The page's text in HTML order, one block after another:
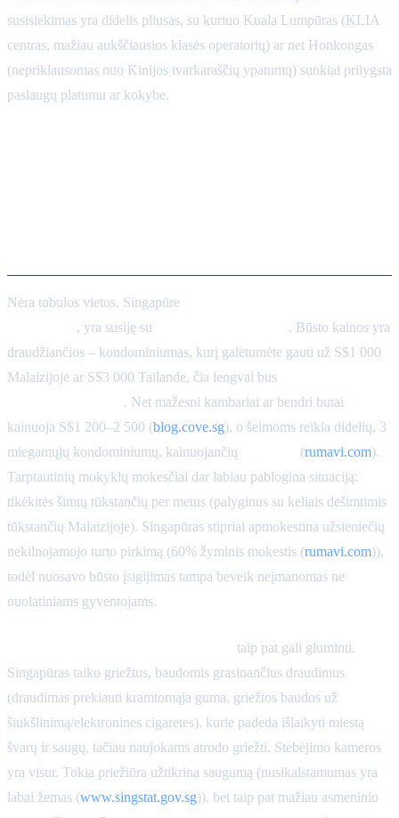
susisiekimas yra didelis pliusas, su kuriuo Kuala Lumpūras (KLIA
centras, mažiau aukščiausios klasės operatorių) ar net Honkongas
(nepriklausomas nuo Kinijos tvarkaraščių ypatumų) sunkiai prilygsta
paslaugų platumu ar kokybe.
Nėra tobulos vietos. Singapūre
, yra susiję su
. Būsto kainos yra
draudžiančios – kondominiumas, kurį galėtumėte gauti už S$1 000
Malaizijoje ar S$3 000 Tailande, čia lengvai bus
. Net mažesni kambariai ar bendri butai
kainuoja S$1 200–2 500 (blog.cove.sg), o šeimoms reikia didelių, 3
miegamųjų kondominiumų, kainuojančių
(rumavi.com).
Tarptautinių mokyklų mokesčiai dar labiau pablogina situaciją:
tikėkitės šimtų tūkstančių per metus (palyginus su keliais dešimtimis
tūkstančių Malaizijoje). Singapūras stipriai apmokestina užsieniečių
nekilnojamojo turto pirkimą (60% žyminis mokestis (rumavi.com)),
todėl nuosavo būsto įsigijimas tampa beveik neįmanomas ne
nuolatiniams gyventojams.
taip pat gali gluminti.
Singapūras taiko griežtus, baudomis grasinančius draudimus
(draudimas prekiauti kramtomąja guma, griežtos baudos už
šiukšlinimą/elektronines cigaretes), kurie padeda išlaikyti miestą
švarų ir saugų, tačiau naujokams atrodo griežti. Stebėjimo kameros
yra visur. Tokia priežiūra užtikrina saugumą (nusikalstamumas yra
labai žemas (www.singstat.gov.sg)), bet taip pat mažiau asmeninio